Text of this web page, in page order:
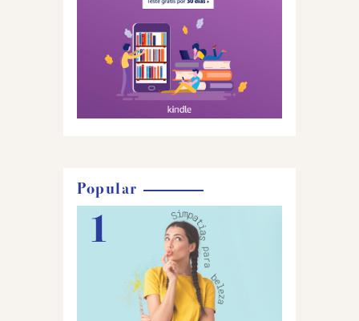
Popular